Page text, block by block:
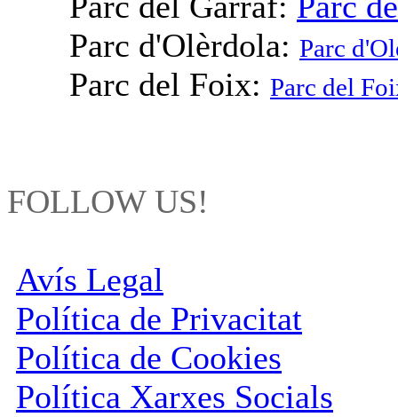
Parc d'Olèrdola: Parc
Parc del Foix: Parc del
FOLLOW US!
Avís Legal
Política de Privacitat
Política de Cookies
Política Xarxes Socials